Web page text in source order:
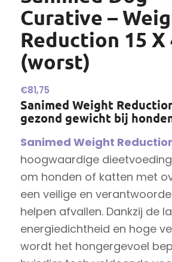
Curative –
Reduction 15 X
(worst)
€81,75
Sanimed Weight
gezond gewicht bij
Sanimed Weight
hoogwaardige
om honden of katten met
een veilige en
helpen afvallen. Dankzij de
energiedichtheid en hoge
wordt het hongergevoel